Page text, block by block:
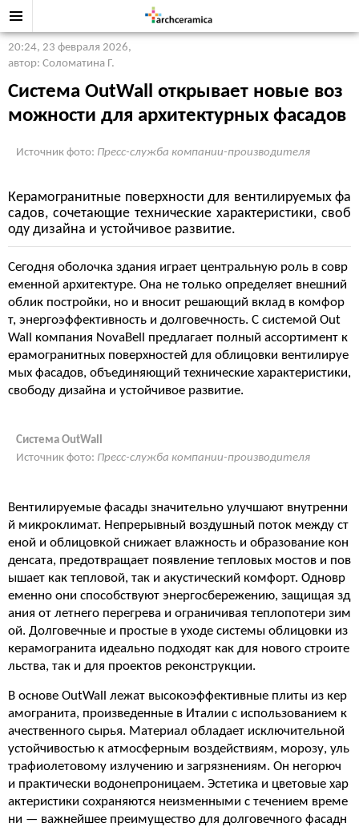
20:24, 23 февраля 2026,
автор: Соломатина Г.
Система OutWall открывает новые воз
можности для архитектурных фасадов
Источник фото: Пресс-служба компании-производителя
Керамогранитные поверхности для вентилируемых фа
садов, сочетающие технические характеристики, своб
оду дизайна и устойчивое развитие.
Сегодня оболочка здания играет центральную роль в совр
еменной архитектуре. Она не только определяет внешний
облик постройки, но и вносит решающий вклад в комфор
т, энергоэффективность и долговечность. С системой Out
Wall компания NovaBell предлагает полный ассортимент к
ерамогранитных поверхностей для облицовки вентилируе
мых фасадов, объединяющий технические характеристики,
свободу дизайна и устойчивое развитие.
Система OutWall
Источник фото: Пресс-служба компании-производителя
Вентилируемые фасады значительно улучшают внутренни
й микроклимат. Непрерывный воздушный поток между ст
еной и облицовкой снижает влажность и образование кон
денсата, предотвращает появление тепловых мостов и пов
ышает как тепловой, так и акустический комфорт. Одновр
еменно они способствуют энергосбережению, защищая зд
ания от летнего перегрева и ограничивая теплопотери зим
ой. Долговечные и простые в уходе системы облицовки из
керамогранита идеально подходят как для нового строите
льства, так и для проектов реконструкции.
В основе OutWall лежат высокоэффективные плиты из кер
амогранита, произведенные в Италии с использованием к
ачественного сырья. Материал обладает исключительной
устойчивостью к атмосферным воздействиям, морозу, уль
трафиолетовому излучению и загрязнениям. Он негорюч
и практически водонепроницаем. Эстетика и цветовые хар
актеристики сохраняются неизменными с течением време
ни — важнейшее преимущество для долговечного фасадн